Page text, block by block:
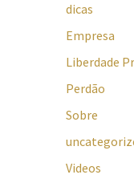
dicas
Empresa
Liberdade
Perdão
Sobre
Videos